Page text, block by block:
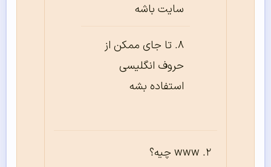
سایت باشه
تا جای ممکن از
حروف انگلیسی
استفاده بشه
www چیه؟